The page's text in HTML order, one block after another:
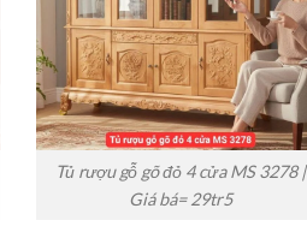
Tủ rượu gỗ gõ đỏ 4 cửa MS 3278 |
Giá bá= 29tr5